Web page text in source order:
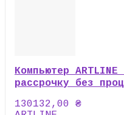
Компьютер
рассрочку без
130132,00 ₴